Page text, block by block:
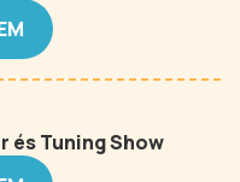
és Tuning Show